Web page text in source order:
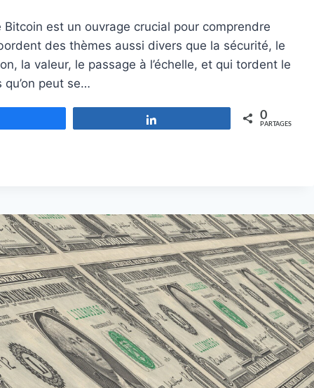
est un ouvrage crucial pour comprendre
des thèmes aussi divers que la sécurité, le
la valeur, le passage à l’échelle, et qui tordent le
peut se…
0
PARTAGES